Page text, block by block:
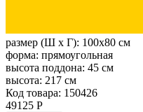
размер (Ш х Г): 100x80 см
форма: прямоугольная
высота поддона: 45 см
высота: 217 см
Код товара: 150426
49125 Р